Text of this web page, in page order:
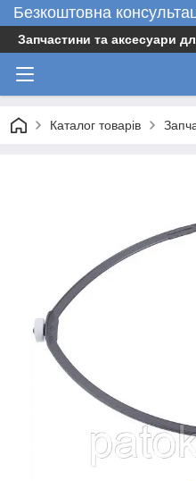
Безкоштовна
Запчастини та аксесуари
Каталог товарів